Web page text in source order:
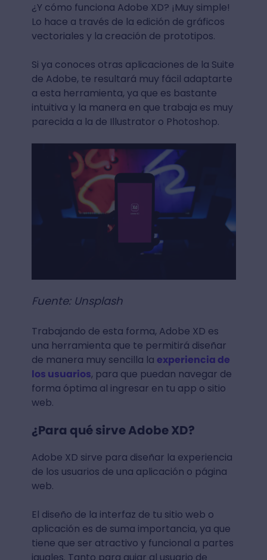
¿Y cómo funciona Adobe XD? ¡Muy simple!
Lo hace a través de la edición de gráficos
vectoriales y la creación de prototipos.
Si ya conoces otras aplicaciones de la Suite
de Adobe, te resultará muy fácil adaptarte
a esta herramienta, ya que es bastante
intuitiva y la manera en que trabaja es muy
parecida a la de Illustrator o Photoshop.
Fuente: Unsplash
Trabajando de esta forma, Adobe XD es
una herramienta que te permitirá diseñar
de manera muy sencilla la experiencia de
los usuarios, para que puedan navegar de
forma óptima al ingresar en tu app o sitio
web.
¿Para qué sirve Adobe XD?
Adobe XD sirve para diseñar la experiencia
de los usuarios de una aplicación o página
web.
El diseño de la interfaz de tu sitio web o
aplicación es de suma importancia, ya que
tiene que ser atractivo y funcional a partes
iguales. Tanto para guiar al usuario de